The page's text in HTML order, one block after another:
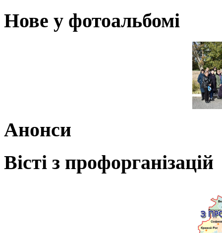
Нове у фотоальбомі
Анонси
Вісті з профорганізацій